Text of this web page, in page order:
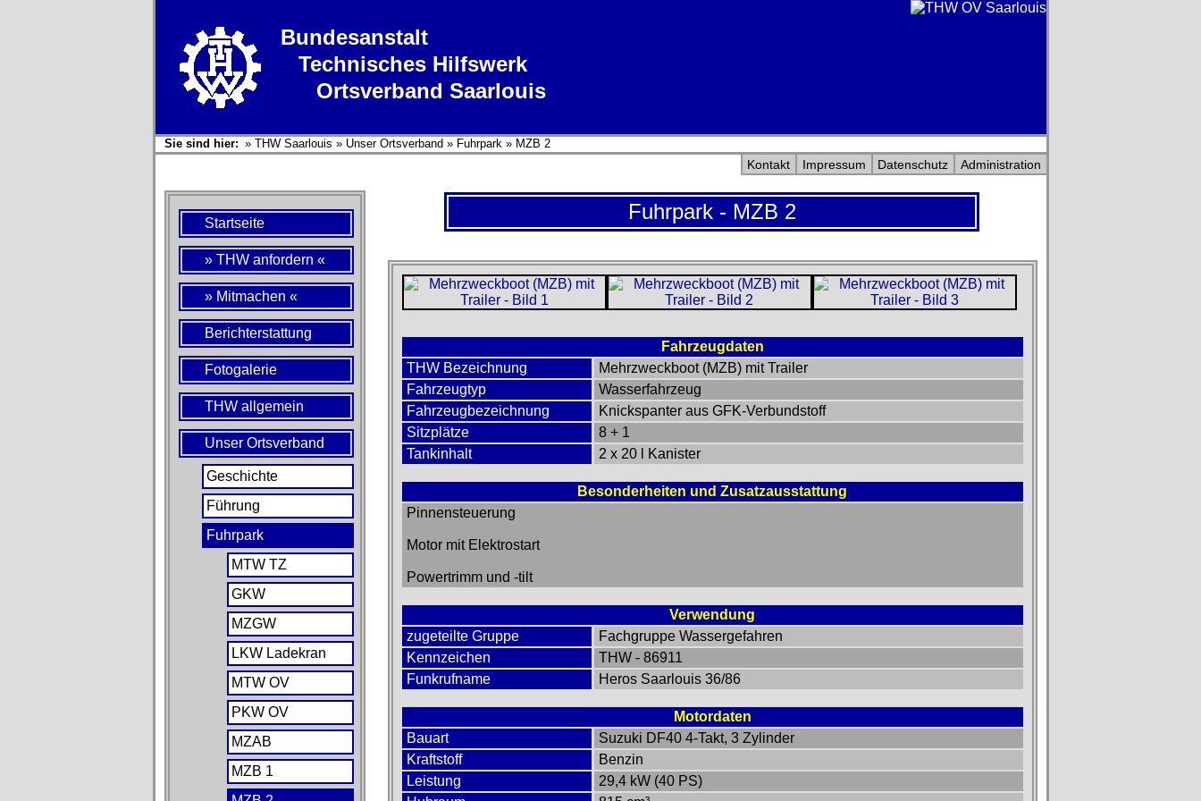
Bundesanstalt
Technisches Hilfswerk
Ortsverband Saarlouis
Sie sind hier: » THW Saarlouis » Unser Ortsverband » Fuhrpark» MZB 2
Kontakt Impressum Datenschutz Administration
Startseite
» THW anfordern «
» Mitmachen «
Berichterstattung
Fotogalerie
THW allgemein
Unser Ortsverband
Geschichte
Führung
Fuhrpark
MTW TZ
GKW
MZGW
LKW Ladekran
MTW OV
PKW OV
MZAB
MZB 1
Fuhrpark - MZB 2
Fahrzeugdaten
THW Bezeichnung
Mehrzweckboot (MZB) mit Trailer
Fahrzeugtyp
Wasserfahrzeug
Fahrzeugbezeichnung
Knickspanter aus GFK-Verbundstoff
Sitzplätze
8 + 1
Tankinhalt
2 x 20 l Kanister
Besonderheiten und Zusatzausstattung
Pinnensteuerung
Motor mit Elektrostart
Powertrimm und -tilt
Verwendung
zugeteilte Gruppe
Fachgruppe Wassergefahren
Kennzeichen
THW - 86911
Funkrufname
Heros Saarlouis 36/86
Motordaten
Bauart
Suzuki DF40 4-Takt, 3 Zylinder
Kraftstoff
Benzin
Leistung
29,4 kW (40 PS)